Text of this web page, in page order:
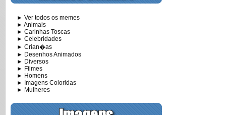
► Ver todos os memes
► Animais
► Carinhas Toscas
► Celebridades
► Crian�as
► Desenhos Animados
► Diversos
► Filmes
► Homens
► Imagens Coloridas
► Mulheres